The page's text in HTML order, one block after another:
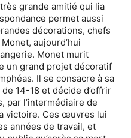
grande amitié qui lia
permet aussi
décorations, chefs
aujourd’hui
Monet murit
un grand projet décoratif
Il se consacre à sa
14-18 et décide d’offrir
par l’intermédiaire de
victoire. Ces œuvres lui
années de travail, et